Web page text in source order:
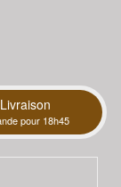
Livraison
pour 18h45